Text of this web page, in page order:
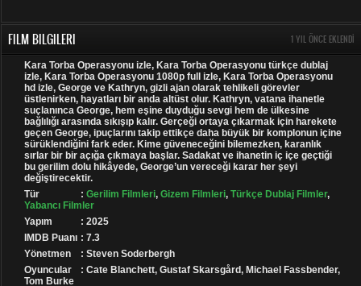
FILM BILGILERI 1 YIL ÖNCE EKLENDI
Kara Torba Operasyonu izle, Kara Torba Operasyonu türkçe dublaj
izle, Kara Torba Operasyonu 1080p full izle, Kara Torba Operasyonu
hd izle, George ve Kathryn, gizli ajan olarak tehlikeli görevler
üstlenirken, hayatları bir anda altüst olur. Kathryn, vatana ihanetle
suçlanınca George, hem eşine duyduğu sevgi hem de ülkesine
bağlılığı arasında sıkışıp kalır. Gerçeği ortaya çıkarmak için harekete
geçen George, ipuçlarını takip ettikçe daha büyük bir komplonun içine
sürüklendiğini fark eder. Kime güveneceğini bilemezken, karanlık
sırlar bir bir açığa çıkmaya başlar. Sadakat ve ihanetin iç içe geçtiği
bu gerilim dolu hikâyede, George’un vereceği karar her şeyi
değiştirecektir.
Tür
: Gerilim Filmleri, Gizem Filmleri, Türkçe Dublaj Filmler,
Yabancı Filmler
Yapım
: 2025
IMDB Puanı : 7.3
Yönetmen
: Steven Soderbergh
Oyuncular
: Cate Blanchett, Gustaf Skarsgård, Michael Fassbender,
Tom Burke